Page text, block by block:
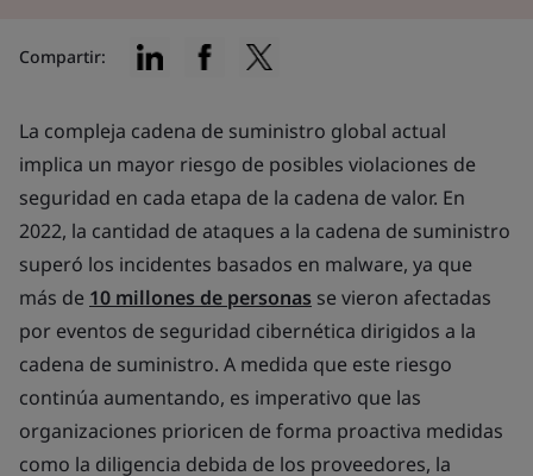
La compleja cadena de suministro global actual
implica un mayor riesgo de posibles violaciones de
seguridad en cada etapa de la cadena de valor. En
2022, la cantidad de ataques a la cadena de suministro
superó los incidentes basados en malware, ya que
más de 10 millones de personas se vieron afectadas
por eventos de seguridad cibernética dirigidos a la
cadena de suministro. A medida que este riesgo
continúa aumentando, es imperativo que las
organizaciones prioricen de forma proactiva medidas
como la diligencia debida de los proveedores, la
Compartir: